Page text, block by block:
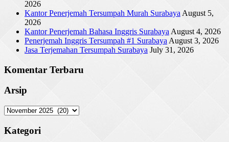
2026
Kantor Penerjemah Tersumpah Murah Surabaya August 5,
2026
Kantor Penerjemah Bahasa Inggris Surabaya August 4, 2026
Penerjemah Inggris Tersumpah #1 Surabaya August 3, 2026
Jasa Terjemahan Tersumpah Surabaya July 31, 2026
Komentar Terbaru
Arsip
Arsip
Kategori